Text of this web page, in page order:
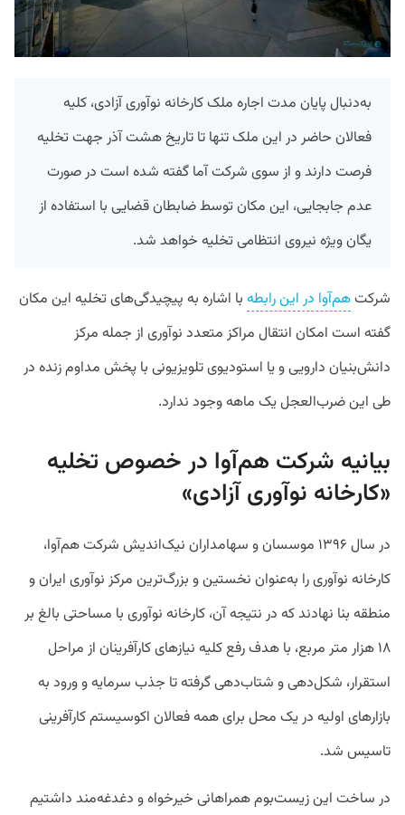
به‌دنبال پایان مدت اجاره ملک کارخانه نوآوری آزادی، کلیه
فعالان حاضر در این ملک تنها تا تاریخ هشت آذر جهت تخلیه
فرصت دارند و از سوی شرکت آما گفته شده است در صورت
عدم جابجایی، این مکان توسط ضابطان قضایی با استفاده از
یگان ویژه نیروی انتظامی تخلیه خواهد شد.
شرکتهم‌آوا در این رابطه با اشاره به پیچیدگی‌های تخلیه این مکان
گفته است امکان انتقال مراکز متعدد نوآوری از جمله مرکز
دانش‌بنیان دارویی و یا استودیوی تلویزیونی با پخش مداوم زنده در
طی این ضرب‌العجل یک ماهه وجود ندارد.
بیانیه شرکت هم‌آوا در خصوص تخلیه
«کارخانه نوآوری آزادی»
در سال ۱۳۹۶ موسسان و سهامداران نیک‌اندیش شرکت هم‌آوا،
کارخانه نوآوری را به‌عنوان نخستین و بزرگ‌ترین مرکز نوآوری ایران و
منطقه بنا نهادند که در نتیجه آن، کارخانه نوآوری با مساحتی بالغ بر
۱۸ هزار متر مربع، با هدف رفع کلیه نیازهای کارآفرینان از مراحل
استقرار، شکل‌دهی و شتاب‌دهی گرفته تا جذب سرمایه و ورود به
بازارهای اولیه در یک محل برای همه فعالان اکوسیستم کارآفرینی
تاسیس شد.
در ساخت این زیست‌بوم همراهانی خیرخواه و دغدغه‌مند داشتیم